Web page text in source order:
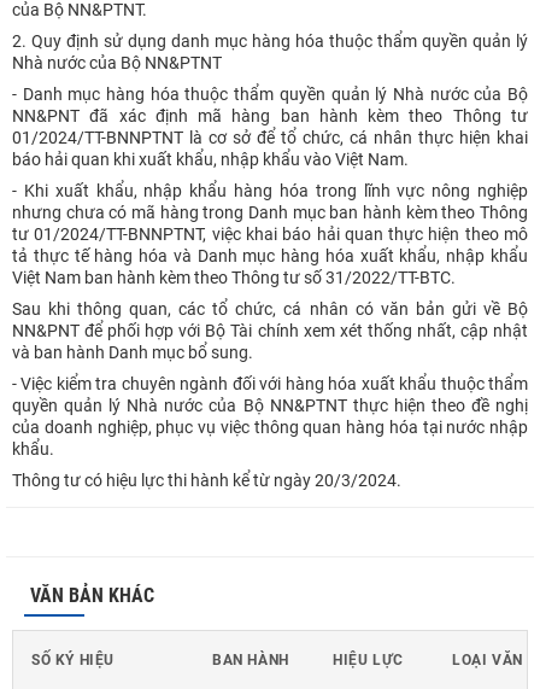
của Bộ NN&PTNT.
2. Quy định sử dụng danh mục hàng hóa thuộc thẩm quyền quản lý
Nhà nước của Bộ NN&PTNT
- Danh mục hàng hóa thuộc thẩm quyền quản lý Nhà nước của Bộ
NN&PNT đã xác định mã hàng ban hành kèm theo Thông tư
01/2024/TT-BNNPTNT là cơ sở để tổ chức, cá nhân thực hiện khai
báo hải quan khi xuất khẩu, nhập khẩu vào Việt Nam.
- Khi xuất khẩu, nhập khẩu hàng hóa trong lĩnh vực nông nghiệp
nhưng chưa có mã hàng trong Danh mục ban hành kèm theo Thông
tư 01/2024/TT-BNNPTNT, việc khai báo hải quan thực hiện theo mô
tả thực tế hàng hóa và Danh mục hàng hóa xuất khẩu, nhập khẩu
Việt Nam ban hành kèm theo Thông tư số 31/2022/TT-BTC.
Sau khi thông quan, các tổ chức, cá nhân có văn bản gửi về Bộ
NN&PNT để phối hợp với Bộ Tài chính xem xét thống nhất, cập nhật
và ban hành Danh mục bổ sung.
- Việc kiểm tra chuyên ngành đối với hàng hóa xuất khẩu thuộc thẩm
quyền quản lý Nhà nước của Bộ NN&PTNT thực hiện theo đề nghị
của doanh nghiệp, phục vụ việc thông quan hàng hóa tại nước nhập
khẩu.
Thông tư có hiệu lực thi hành kể từ ngày 20/3/2024.
VĂN BẢN KHÁC
SỐ KÝ HIỆU BAN HÀNH HIỆU LỰC LOẠI VĂN